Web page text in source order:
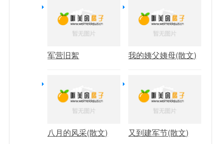
军营旧絮 我的姨父姨母(散文)
八月的风采(散文) 又到建军节(散文)